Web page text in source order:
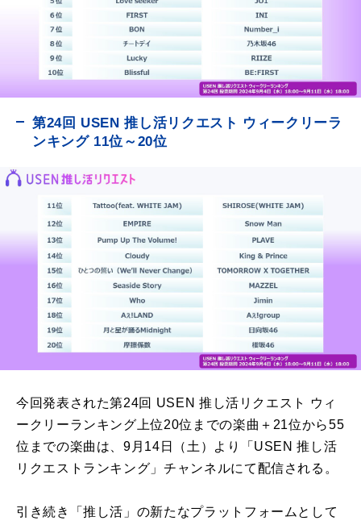
第24回 USEN 推し活リクエスト ウィークリーラ
ンキング 11位～20位
今回発表された第24回 USEN 推し活リクエスト ウィ
ークリーランキング上位20位までの楽曲＋21位から55
位までの楽曲は、9月14日（土）より「USEN 推し活
リクエストランキング」チャンネルにて配信される。
引き続き「推し活」の新たなプラットフォームとして